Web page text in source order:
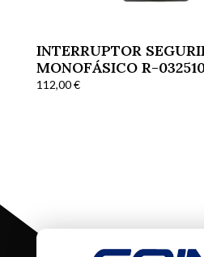
INTERRUPTOR
MONOFÁSICO R-
CORTADORAS
112,00€